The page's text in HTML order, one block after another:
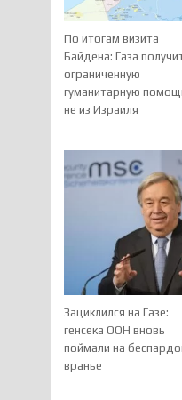
По итогам визита
Байдена: Газа
ограниченную
гуманитарную
не из Израиля
Зациклился на Газе:
генсека ООН вновь
поймали на
вранье